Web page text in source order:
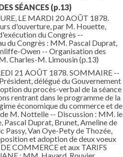
SÉANCES (p.13)
LE MARDI 20 AOÛT 1878.
d'ouverture, par M. Houette,
du Congrès --
du Congrès : MM. Pascal Duprat,
Owen -- Organisation des
Charles-M. Limousin(p.13)
21 AOÛT 1878. SOMMAIRE --
délégué du Gouvernement
du procès-verbal de la séance
rentrant dans le programme de la
économique du commerce et de
M. Nottelle -- Discussion : MM. le
Pascal Duprat, Brunet, Ameline de
Passy, Van Oye-Pety de Thozée,
et adoption de deux voeux
COMMERCE et aux TARIFS